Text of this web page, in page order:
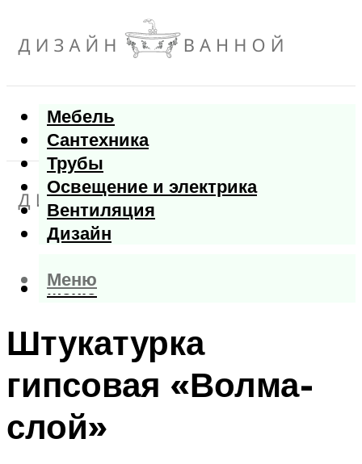
Мебель
Сантехника
Трубы
Освещение и электрика
Вентиляция
Дизайн
Меню
Меню
Штукатурка
гипсовая «Волма-
слой»